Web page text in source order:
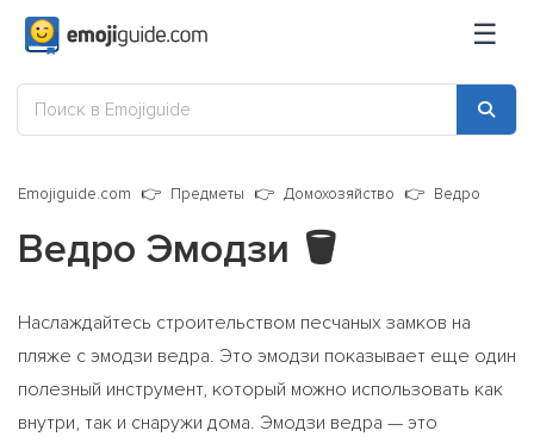
☰
Emojiguide.com Предметы Домохозяйство Ведро
Ведро Эмодзи 🪣
Наслаждайтесь строительством песчаных замков на
пляже с эмодзи ведра. Это эмодзи показывает еще один
полезный инструмент, который можно использовать как
внутри, так и снаружи дома. Эмодзи ведра — это